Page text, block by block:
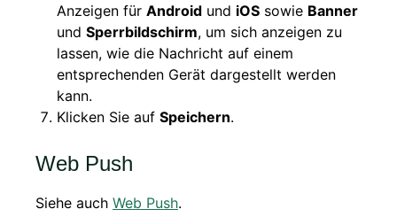
Anzeigen für Android und iOS sowie Banner
und Sperrbildschirm, um sich anzeigen zu
lassen, wie die Nachricht auf einem
entsprechenden Gerät dargestellt werden
kann.
Klicken Sie auf Speichern.
Web Push
Siehe auch Web Push.